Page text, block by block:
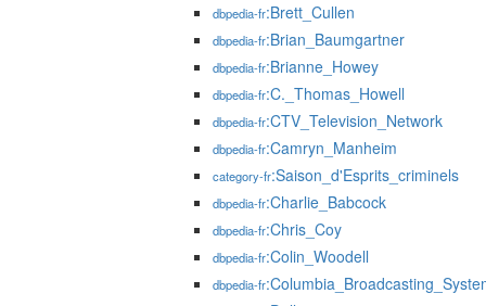
dbpedia-fr:Brett_Cullen
dbpedia-fr:Brian_Baumgartner
dbpedia-fr:Brianne_Howey
dbpedia-fr:C._Thomas_Howell
dbpedia-fr:CTV_Television_Network
dbpedia-fr:Camryn_Manheim
category-fr:Saison_d'Esprits_criminels
dbpedia-fr:Charlie_Babcock
dbpedia-fr:Chris_Coy
dbpedia-fr:Colin_Woodell
dbpedia-fr